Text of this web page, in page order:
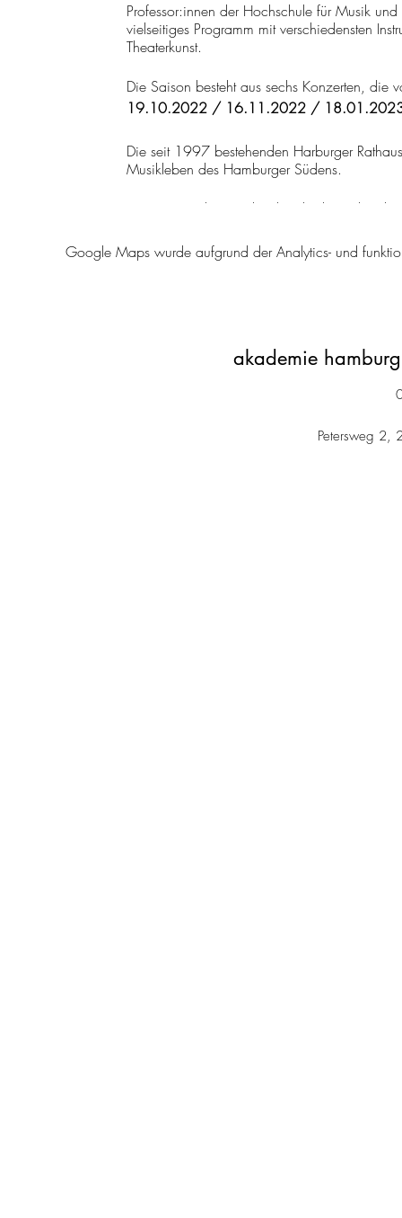
Professor:innen der Hochschule für Musik
vielseitiges Programm mit verschiedensten
Theaterkunst.
Die Saison besteht aus sechs Konzerten,
19.10.2022 / 16.11.2022 /
Die seit 1997 bestehenden Harburger
Musikleben des Hamburger Südens.
Eine Veranstaltungsreihe der akademie
Google Maps wurde aufgrund der Analytics- und
akademie
Petersweg 2,